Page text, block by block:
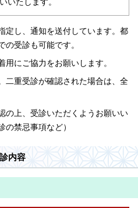
いたします。
定し、通知を送付しています。都
の受診も可能です。
にご協力をお願いします。
二重受診が確認された場合は、全
の上、受診いただくようお願いい
の禁忌事項など）
内容